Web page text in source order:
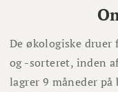
De økologiske druer
og -sorteret, inden
lagrer 9 måneder